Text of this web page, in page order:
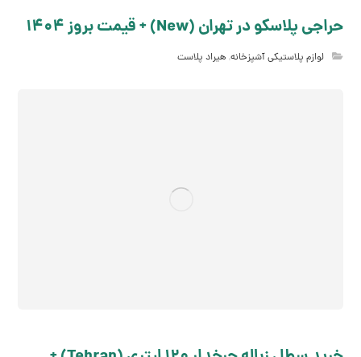
حراجی پلاسکو در تهران (New) + قیمت بروز 1404
لوازم پلاستیکی آشپزخانه, هیراد پلاست